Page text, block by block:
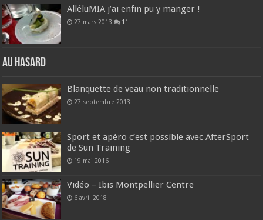
AlléluMIA j’ai enfin pu y manger !
27 mars 2013 11
Au hasard
Blanquette de veau non traditionnelle
27 septembre 2013
Sport et apéro c’est possible avec AfterSport
de Sun Training
19 mai 2016
Vidéo – Ibis Montpellier Centre
6 avril 2018